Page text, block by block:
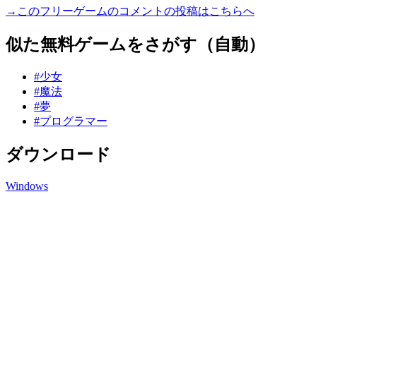
→このフリーゲームのコメントの投稿はこちらへ
似た無料ゲームをさがす（自動）
#少女
#魔法
#夢
#プログラマー
ダウンロード
Windows